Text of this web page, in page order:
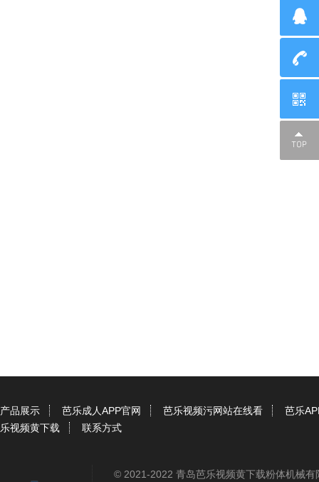
产品展示 芭乐成人APP官网 芭乐视频污网站在线看
芭乐
乐视频黄下载
联系方式
© 2021-2022 青岛芭乐视频黄下载粉体机械